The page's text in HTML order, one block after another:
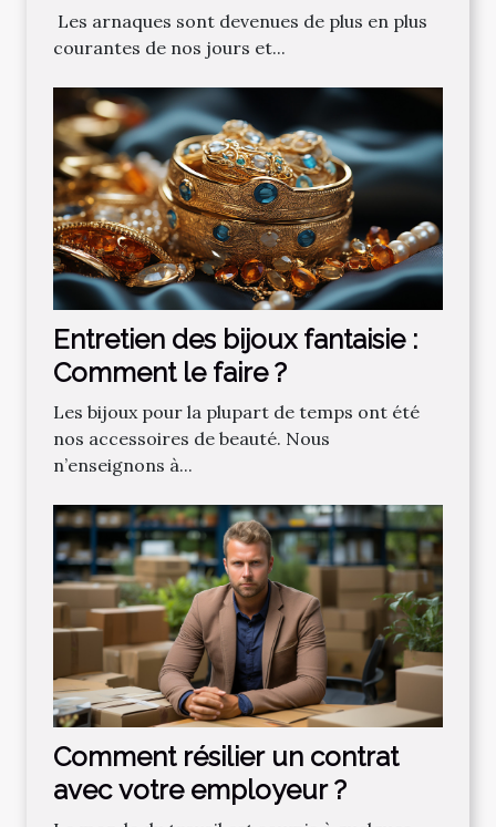
‌ Les‌ ‌arnaques‌ ‌sont‌ ‌devenues‌ ‌de‌ ‌plus‌ ‌en‌ ‌plus‌
‌courantes‌ ‌de‌ ‌nos‌ ‌jours‌ ‌et‌...
Entretien des bijoux fantaisie :
Comment le faire ?
Les bijoux pour la plupart de temps ont été
nos accessoires de beauté. Nous
n’enseignons à...
Comment résilier un contrat
avec votre employeur ?